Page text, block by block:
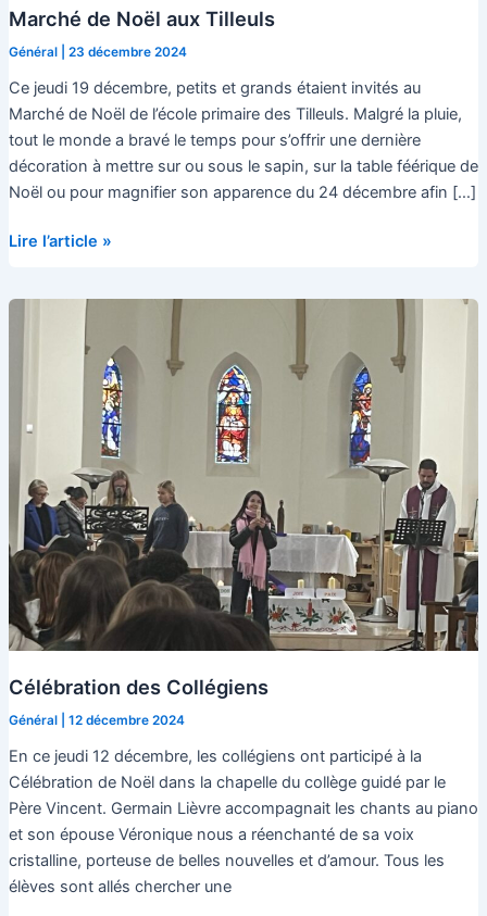
Marché de Noël aux Tilleuls
Général| 23 décembre 2024
Ce jeudi 19 décembre, petits et grands étaient invités au
Marché de Noël de l’école primaire des Tilleuls. Malgré la pluie,
tout le monde a bravé le temps pour s’offrir une dernière
décoration à mettre sur ou sous le sapin, sur la table féérique de
Noël ou pour magnifier son apparence du 24 décembre afin […]
Marché
Lire l’article »
Célébration des Collégiens
Général| 12 décembre 2024
En ce jeudi 12 décembre, les collégiens ont participé à la
Célébration de Noël dans la chapelle du collège guidé par le
Père Vincent. Germain Lièvre accompagnait les chants au piano
et son épouse Véronique nous a réenchanté de sa voix
cristalline, porteuse de belles nouvelles et d’amour. Tous les
élèves sont allés chercher une